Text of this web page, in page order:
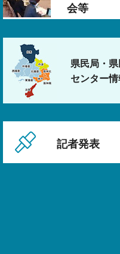
会等
県民局・県
センター情
記者発表